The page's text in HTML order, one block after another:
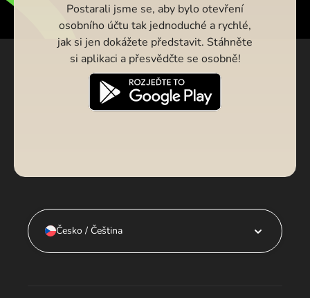
Postarali jsme se, aby bylo otevření
osobního účtu tak jednoduché a rychlé,
jak si jen dokážete představit. Stáhněte
si aplikaci a přesvědčte se osobně!
Česko / Čeština